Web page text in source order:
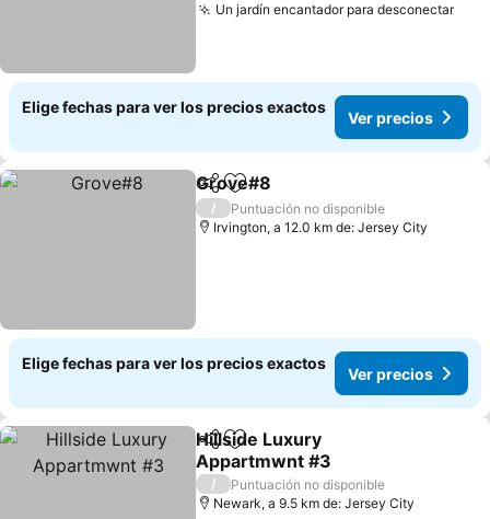
Un jardín encantador para desconectar
Elige fechas para ver los precios exactos
Ver precios
CompartirAgregar a favoritos
Grove#8
/
Puntuación no disponible
Irvington, a 12.0 km de: Jersey City
Elige fechas para ver los precios exactos
Ver precios
CompartirAgregar a favoritos
Hillside Luxury
Appartmwnt #3
/
Puntuación no disponible
Newark, a 9.5 km de: Jersey City